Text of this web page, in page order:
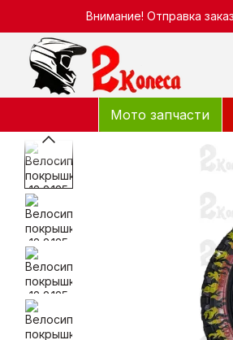
Перейти к основному контенту
Внимание! Отправка
Мото запчасти